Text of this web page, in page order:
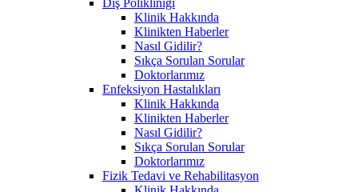
Klinik Hakkında
Klinikten Haberler
Nasıl Gidilir?
Sıkça Sorulan Sorular
Doktorlarımız
Enfeksiyon Hastalıkları
Klinik Hakkında
Klinikten Haberler
Nasıl Gidilir?
Sıkça Sorulan Sorular
Doktorlarımız
Fizik Tedavi ve Rehabilitasyon